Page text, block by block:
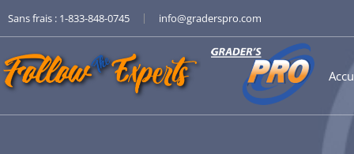
Sans frais : 1-833-848-0745 | info@graderspro.com